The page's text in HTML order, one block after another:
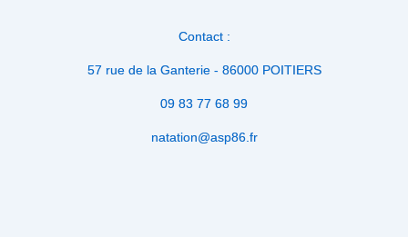
Contact :
57 rue de la Ganterie - 86000 POITIERS
09 83 77 68 99
natation@asp86.fr